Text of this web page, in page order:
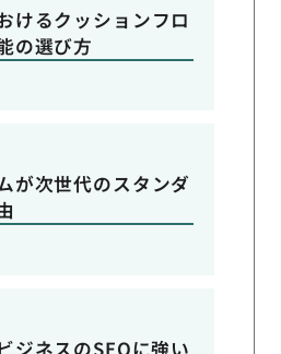
けるクッションフロ
の選び方
が次世代のスタンダ
ジネスのSEOに強い